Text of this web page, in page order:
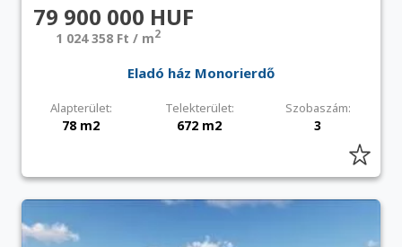
79 900 000 HUF
1 024 358 Ft / m2
Eladó ház Monorierdő
Alapterület: Telekterület: Szobaszám:
78 m2 672 m2 3